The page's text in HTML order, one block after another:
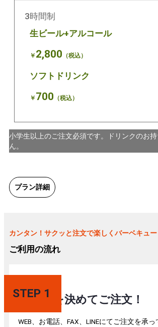
3時間制
生ビール+アルコール
￥ 2,800 （税込）
ソフトドリンク
￥ 700 （税込）
小学生以上のご注文必須です。ドリンクのお
ん。
プラン詳細
カンタン！サクッと注文で楽しくバーベキュー
ご利用の流れ
STEP 1
プランを決めてご注文！
WEB、お電話、FAX、LINEにてご注文を承っ